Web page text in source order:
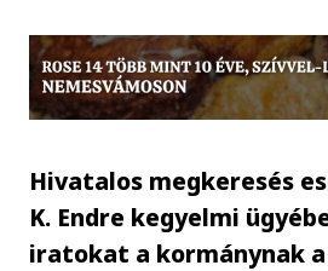
Hivatalos megkeresés
K. Endre kegyelmi
iratokat a kormánynak